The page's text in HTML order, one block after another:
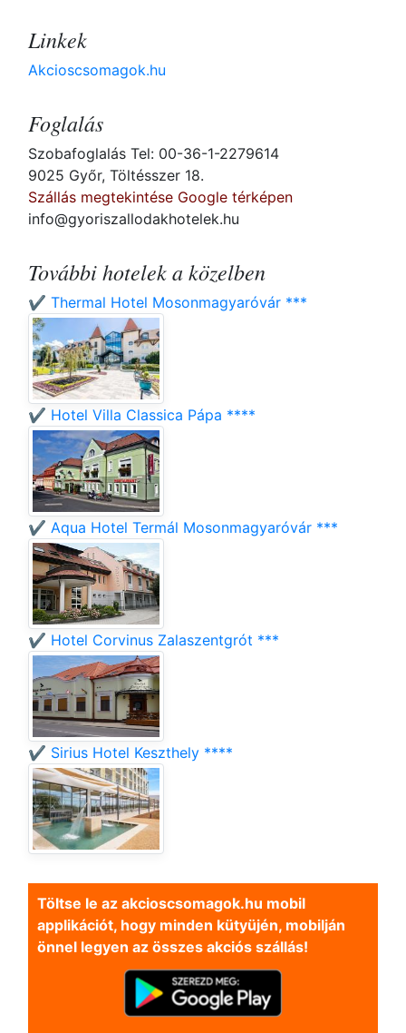
Linkek
Akcioscsomagok.hu
Foglalás
Szobafoglalás Tel: 00-36-1-2279614
9025 Győr, Töltésszer 18.
Szállás megtekintése Google térképen
info@gyoriszallodakhotelek.hu
További hotelek a közelben
✔️ Thermal Hotel Mosonmagyaróvár ***
✔️ Hotel Villa Classica Pápa ****
✔️ Aqua Hotel Termál Mosonmagyaróvár ***
✔️ Hotel Corvinus Zalaszentgrót ***
✔️ Sirius Hotel Keszthely ****
Töltse le az akcioscsomagok.hu mobil
applikációt, hogy minden kütyüjén, mobilján
önnel legyen az összes akciós szállás!